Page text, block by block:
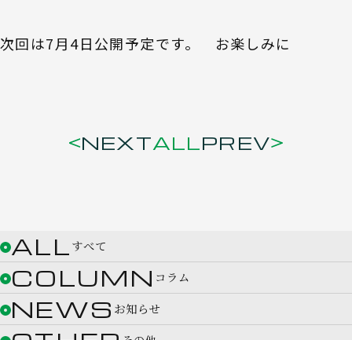
次回は7月4日公開予定です。 お楽しみに
NEXTALLPREV
ALL すべて
COLUMN コラム
NEWS お知らせ